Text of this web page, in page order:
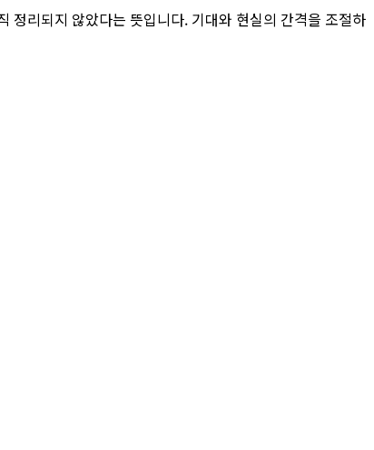
정리되지 않았다는 뜻입니다. 기대와 현실의 간격을 조절하